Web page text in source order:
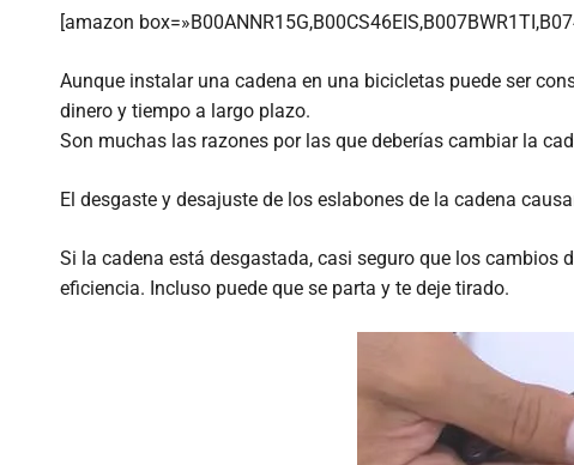
[amazon
Aunque instalar una cadena en una bicicletas puede ser
dinero y tiempo a largo plazo.
Son muchas las razones por las que deberías cambiar la
El desgaste y desajuste de los eslabones de la cadena
Si la cadena está desgastada, casi seguro que los
eficiencia. Incluso puede que se parta y te deje tirado.